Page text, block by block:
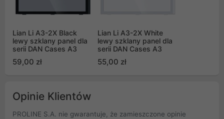
Lian Li A3-2X Black
lewy szklany panel dla
serii DAN Cases A3
59,00 zł
Lian Li A3-2X White
lewy szklany panel dla
serii DAN Cases A3
55,00 zł
Opinie Klientów
PROLINE S.A. nie gwarantuje, że zamieszczone opinie